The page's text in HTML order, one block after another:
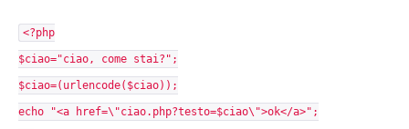
<?php
$ciao="ciao, come stai?";
$ciao=(urlencode($ciao));
echo "<a href=\"ciao.php?testo=$ciao\">ok</a>";